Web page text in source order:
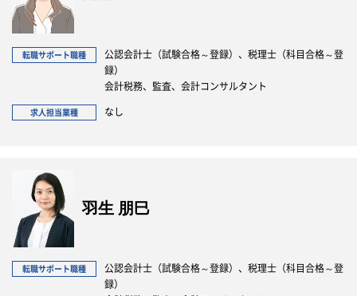
転職サポート職種
公認会計士（試験合格～登録）、税理士（科目合格～登
録）
会計税務、監査、会計コンサルタント
求人担当業種 なし
羽生 朋巳
転職サポート職種
公認会計士（試験合格～登録）、税理士（科目合格～登
録）